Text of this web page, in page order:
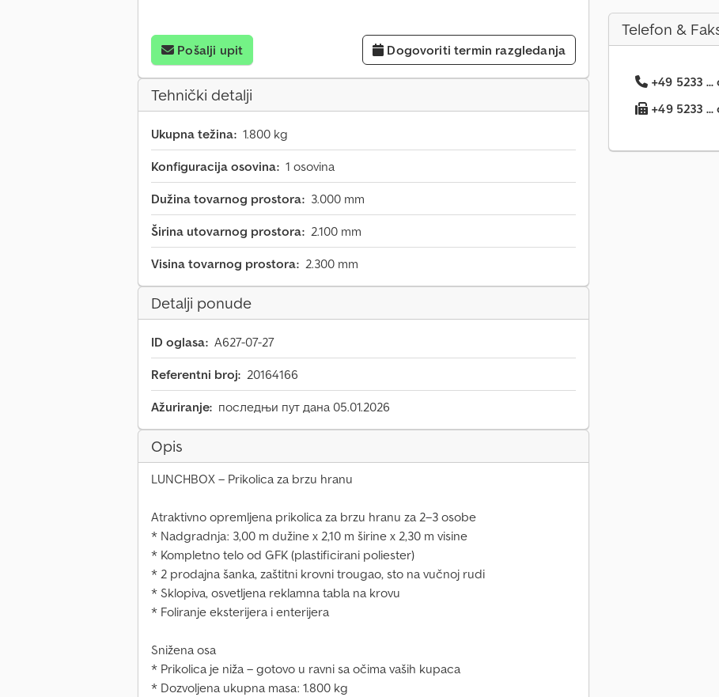
Pošalji upit Dogovoriti termin razgledanja
Tehnički detalji
Ukupna težina: 1.800 kg
Konfiguracija osovina: 1 osovina
Dužina tovarnog prostora: 3.000 mm
Širina utovarnog prostora: 2.100 mm
Visina tovarnog prostora: 2.300 mm
Detalji ponude
ID oglasa: A627-07-27
Referentni broj: 20164166
Ažuriranje: последњи пут дана 05.01.2026
Opis
LUNCHBOX – Prikolica za brzu hranu
Atraktivno opremljena prikolica za brzu hranu za 2–3 osobe
* Nadgradnja: 3,00 m dužine x 2,10 m širine x 2,30 m visine
* Kompletno telo od GFK (plastificirani poliester)
* 2 prodajna šanka, zaštitni krovni trougao, sto na vučnoj rudi
* Sklopiva, osvetljena reklamna tabla na krovu
* Foliranje eksterijera i enterijera
Snižena osa
* Prikolica je niža – gotovo u ravni sa očima vaših kupaca
* Dozvoljena ukupna masa: 1.800 kg
Telefon &
+49 5233
+49 5233